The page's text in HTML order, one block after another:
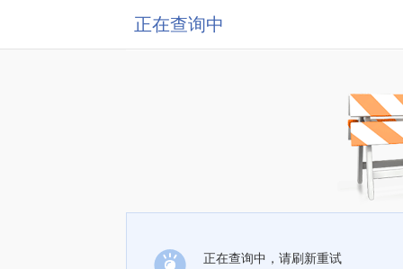
正在查询中
正在查询中，请刷新重试